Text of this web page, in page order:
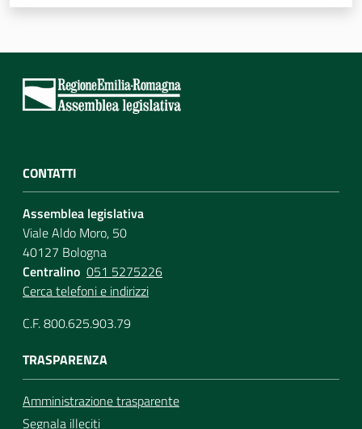
Assemblea
Attività
Per i media
Per i cittadini
CONTATTI
Assemblea legislativa
Viale Aldo Moro, 50
40127 Bologna
Centralino 051 5275226
Cerca telefoni e indirizzi
C.F. 800.625.903.79
TRASPARENZA
Amministrazione trasparente
Segnala illeciti